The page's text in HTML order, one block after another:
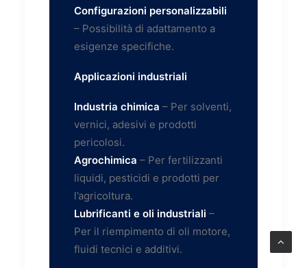
Configurazioni personalizzabili
– Possibilità di adattamento a
esigenze specifiche.
Applicazioni industriali
Industria chimica – Per solventi,
vernici, adesivi e prodotti
pericolosi.
Agrochimica – Per fertilizzanti
liquidi, pesticidi e prodotti per
l’agricoltura.
Lubrificanti e oli industriali –
Per il riempimento di oli motore,
fluidi tecnici e additivi.